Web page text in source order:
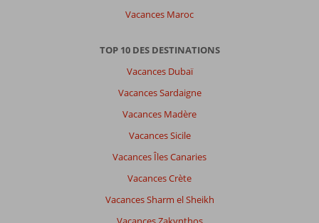
Vacances Maroc
TOP 10 DES DESTINATIONS
Vacances Dubaï
Vacances Sardaigne
Vacances Madère
Vacances Sicile
Vacances Îles Canaries
Vacances Crète
Vacances Sharm el Sheikh